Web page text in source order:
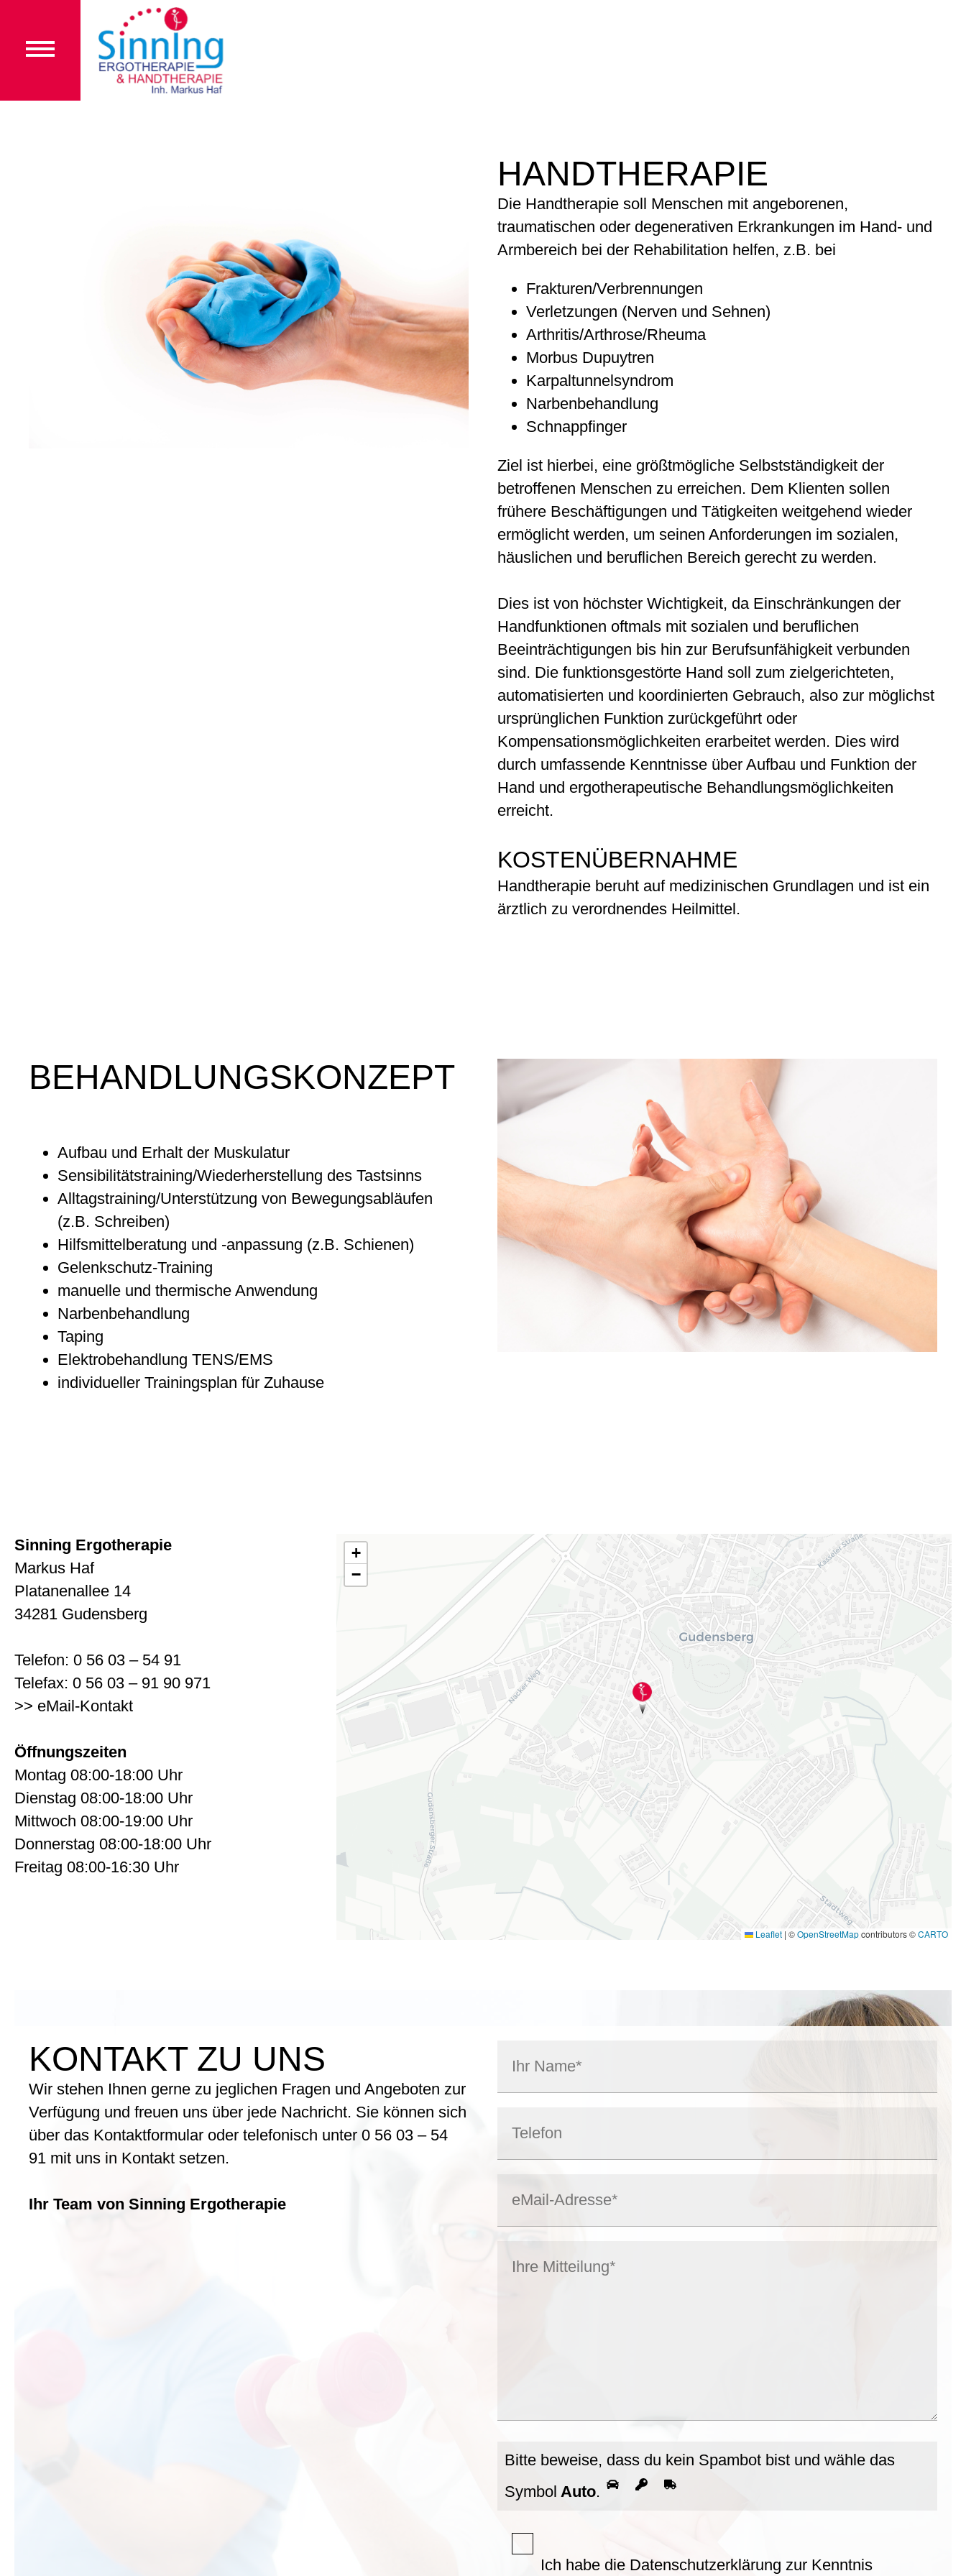
HANDTHERAPIE
Die Handtherapie soll Menschen mit angeborenen,
traumatischen oder degenerativen Erkrankungen im Hand- und
Armbereich bei der Rehabilitation helfen, z.B. bei
Frakturen/Verbrennungen
Verletzungen (Nerven und Sehnen)
Arthritis/Arthrose/Rheuma
Morbus Dupuytren
Karpaltunnelsyndrom
Narbenbehandlung
Schnappfinger
Ziel ist hierbei, eine größtmögliche Selbstständigkeit der
betroffenen Menschen zu erreichen. Dem Klienten sollen
frühere Beschäftigungen und Tätigkeiten weitgehend wieder
ermöglicht werden, um seinen Anforderungen im sozialen,
häuslichen und beruflichen Bereich gerecht zu werden.
Dies ist von höchster Wichtigkeit, da Einschränkungen der
Handfunktionen oftmals mit sozialen und beruflichen
Beeinträchtigungen bis hin zur Berufsunfähigkeit verbunden
sind. Die funktionsgestörte Hand soll zum zielgerichteten,
automatisierten und koordinierten Gebrauch, also zur möglichst
ursprünglichen Funktion zurückgeführt oder
Kompensationsmöglichkeiten erarbeitet werden. Dies wird
durch umfassende Kenntnisse über Aufbau und Funktion der
Hand und ergotherapeutische Behandlungsmöglichkeiten
erreicht.
KOSTENÜBERNAHME
Handtherapie beruht auf medizinischen Grundlagen und ist ein
ärztlich zu verordnendes Heilmittel.
BEHANDLUNGSKONZEPT
Aufbau und Erhalt der Muskulatur
Sensibilitätstraining/Wiederherstellung des Tastsinns
Alltagstraining/Unterstützung von Bewegungsabläufen
(z.B. Schreiben)
Hilfsmittelberatung und -anpassung (z.B. Schienen)
Gelenkschutz-Training
manuelle und thermische Anwendung
Narbenbehandlung
Taping
Elektrobehandlung TENS/EMS
individueller Trainingsplan für Zuhause
Sinning Ergotherapie
Markus Haf
Platanenallee 14
34281 Gudensberg
Telefon: 0 56 03 – 54 91
Telefax: 0 56 03 – 91 90 971
>> eMail-Kontakt
Öffnungszeiten
Montag 08:00-18:00 Uhr
Dienstag 08:00-18:00 Uhr
Mittwoch 08:00-19:00 Uhr
Donnerstag 08:00-18:00 Uhr
Freitag 08:00-16:30 Uhr
+
−
Leaflet | ©OpenStreetMapcontributors ©CARTO
KONTAKT ZU UNS
Wir stehen Ihnen gerne zu jeglichen Fragen und Angeboten zur
Verfügung und freuen uns über jede Nachricht. Sie können sich
über das Kontaktformular oder telefonisch unter 0 56 03 – 54
91 mit uns in Kontakt setzen.
Ihr Team von Sinning Ergotherapie
Bitte beweise, dass du kein Spambot bist und wähle das
Symbol Auto.
Ich habe die Datenschutzerklärung zur Kenntnis